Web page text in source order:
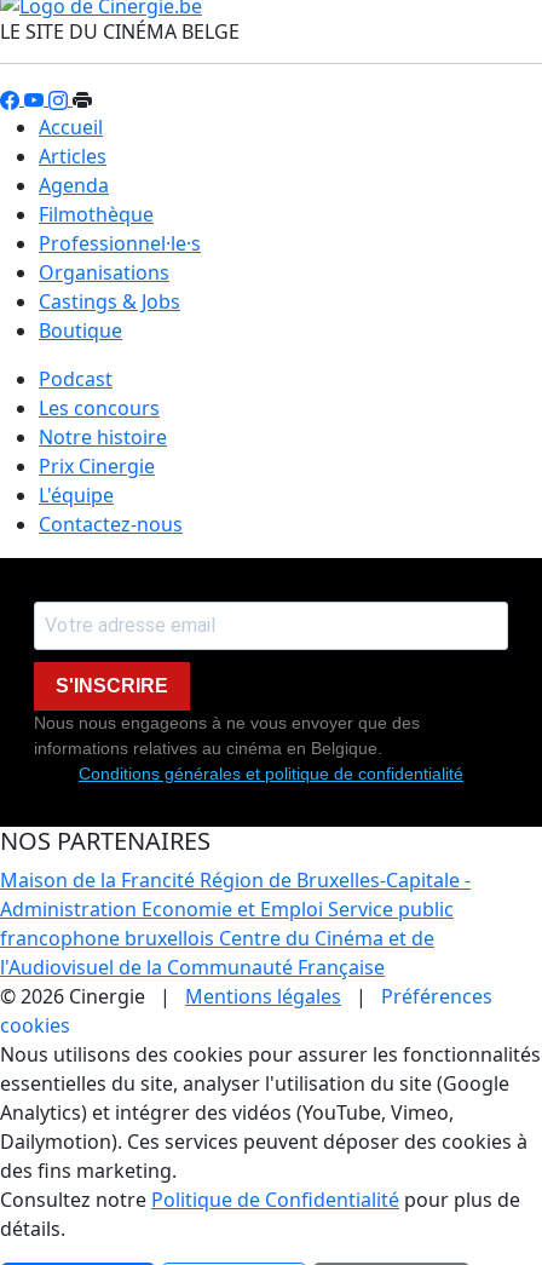
LE SITE DU CINÉMA BELGE
Accueil
Articles
Agenda
Filmothèque
Professionnel·le·s
Organisations
Castings & Jobs
Boutique
Podcast
Les concours
Notre histoire
Prix Cinergie
L'équipe
Contactez-nous
S'INSCRIRE
Nous nous engageons à ne vous envoyer que des
informations relatives au cinéma en Belgique.
Conditions générales et politique de confidentialité
NOS PARTENAIRES
Maison de la Francité Région de Bruxelles-Capitale -
Administration Economie et Emploi Service public
francophone bruxellois Centre du Cinéma et de
l'Audiovisuel de la Communauté Française
© 2026 Cinergie | Mentions légales | Préférences
cookies
Gestion des Cookies
Nous utilisons des cookies pour assurer les fonctionnalités
essentielles du site, analyser l'utilisation du site (Google
Analytics) et intégrer des vidéos (YouTube, Vimeo,
Dailymotion). Ces services peuvent déposer des cookies à
des fins marketing.
Consultez notre Politique de Confidentialité pour plus de
détails.